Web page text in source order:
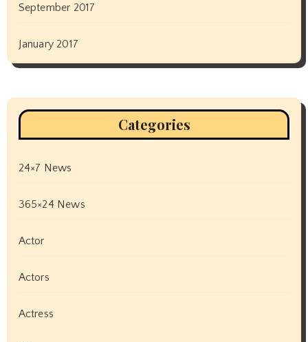
September 2017
January 2017
Categories
24×7 News
365×24 News
Actor
Actors
Actress